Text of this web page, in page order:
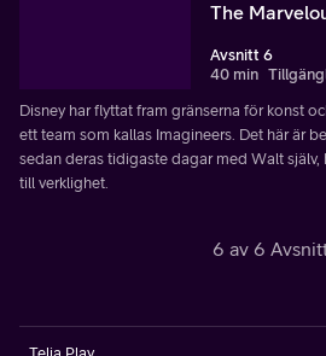
The
Avsnitt 6
40 min
Disney har flyttat fram gränserna för konst
ett team som kallas Imagineers. Det här är
sedan deras tidigaste dagar med Walt
till verklighet.
6 av 6